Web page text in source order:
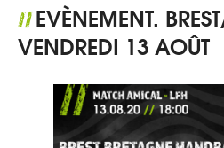
//EVÈNEMENT.
VENDREDI 13 AOÛT